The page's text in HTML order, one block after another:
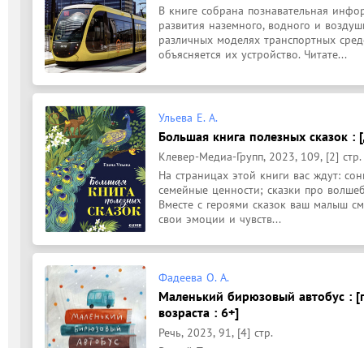
В книге собрана познавательная
развития наземного, водного и
различных моделях транспортных
объясняется их устройство. Читате...
Ульева Е. А.
Большая книга полезных сказок
Клевер-Медиа-Групп, 2023, 109, [2] стр.
На страницах этой книги вас ждут:
семейные ценности; сказки про
Вместе с героями сказок ваш малыш
свои эмоции и чувств...
Фадеева О. А.
Маленький бирюзовый автобус :
возраста : 6+]
Речь, 2023, 91, [4] стр.